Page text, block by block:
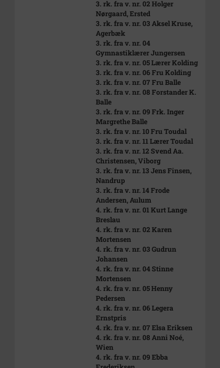
3. rk. fra v. nr. 02 Holger
Nørgaard, Ersted
3. rk. fra v. nr. 03 Aksel Kruse,
Agerbæk
3. rk. fra v. nr. 04
Gymnastiklærer Jungersen
3. rk. fra v. nr. 05 Lærer Kolding
3. rk. fra v. nr. 06 Fru Kolding
3. rk. fra v. nr. 07 Fru Balle
3. rk. fra v. nr. 08 Forstander K.
Balle
3. rk. fra v. nr. 09 Frk. Inger
Margrethe Balle
3. rk. fra v. nr. 10 Fru Toudal
3. rk. fra v. nr. 11 Lærer Toudal
3. rk. fra v. nr. 12 Svend Aa.
Christensen, Viborg
3. rk. fra v. nr. 13 Jens Finsen,
Nandrup
3. rk. fra v. nr. 14 Frode
Andersen, Aulum
4. rk. fra v. nr. 01 Kurt Lange
Breslau
4. rk. fra v. nr. 02 Karen
Mortensen
4. rk. fra v. nr. 03 Gudrun
Johansen
4. rk. fra v. nr. 04 Stinne
Mortensen
4. rk. fra v. nr. 05 Henny
Pedersen
4. rk. fra v. nr. 06 Legera
Ernstpris
4. rk. fra v. nr. 07 Elsa Eriksen
4. rk. fra v. nr. 08 Anni Noé,
Wien
4. rk. fra v. nr. 09 Ebba